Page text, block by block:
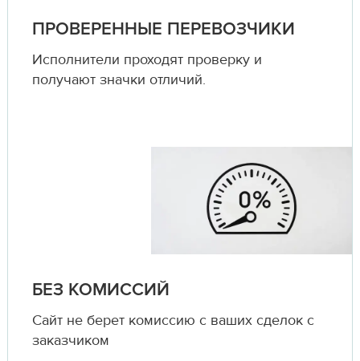
ПРОВЕРЕННЫЕ ПЕРЕВОЗЧИКИ
Исполнители проходят проверку и
получают значки отличий.
БЕЗ КОМИССИЙ
Сайт не берет комиссию с ваших сделок с
заказчиком